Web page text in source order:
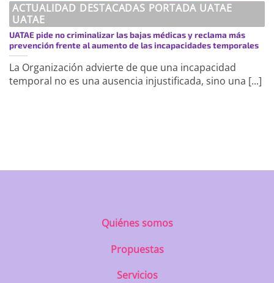
ACTUALIDAD DESTACADAS PORTADA UATAE
UATAE
UATAE pide no criminalizar las bajas médicas y reclama más
prevención frente al aumento de las incapacidades temporales
La Organización advierte de que una incapacidad
temporal no es una ausencia injustificada, sino una [...]
best-first/
Quiénes somos
Propuestas
Servicios